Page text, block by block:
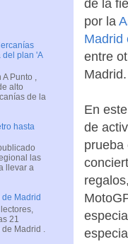
de la
por la
Madrid
entre
Madrid.
En
de
prueba
plan 'A
Punto ,
alto
de la
hasta
las
llevar a
Madrid
21
Madrid .